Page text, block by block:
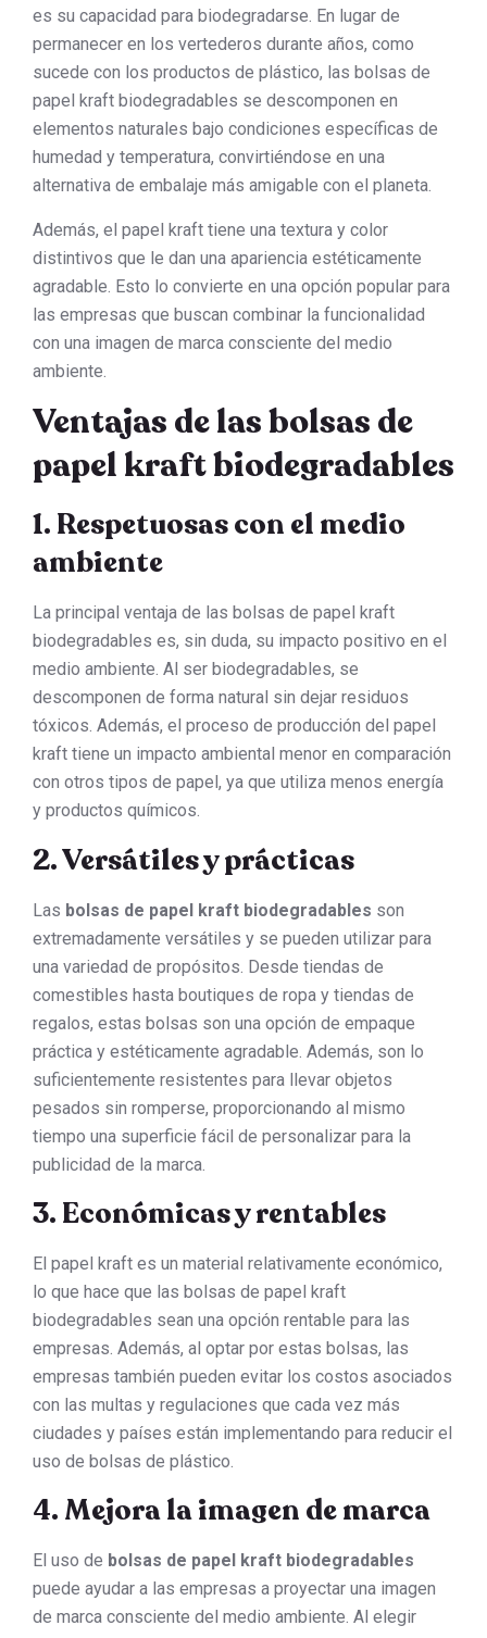
es su capacidad para biodegradarse. En lugar de
permanecer en los vertederos durante años, como
sucede con los productos de plástico, las bolsas de
papel kraft biodegradables se descomponen en
elementos naturales bajo condiciones específicas de
humedad y temperatura, convirtiéndose en una
alternativa de embalaje más amigable con el planeta.
Además, el papel kraft tiene una textura y color
distintivos que le dan una apariencia estéticamente
agradable. Esto lo convierte en una opción popular para
las empresas que buscan combinar la funcionalidad
con una imagen de marca consciente del medio
ambiente.
Ventajas de las bolsas de
papel kraft biodegradables
1. Respetuosas con el medio
ambiente
La principal ventaja de las bolsas de papel kraft
biodegradables es, sin duda, su impacto positivo en el
medio ambiente. Al ser biodegradables, se
descomponen de forma natural sin dejar residuos
tóxicos. Además, el proceso de producción del papel
kraft tiene un impacto ambiental menor en comparación
con otros tipos de papel, ya que utiliza menos energía
y productos químicos.
2. Versátiles y prácticas
Las bolsas de papel kraft biodegradables son
extremadamente versátiles y se pueden utilizar para
una variedad de propósitos. Desde tiendas de
comestibles hasta boutiques de ropa y tiendas de
regalos, estas bolsas son una opción de empaque
práctica y estéticamente agradable. Además, son lo
suficientemente resistentes para llevar objetos
pesados sin romperse, proporcionando al mismo
tiempo una superficie fácil de personalizar para la
publicidad de la marca.
3. Económicas y rentables
El papel kraft es un material relativamente económico,
lo que hace que las bolsas de papel kraft
biodegradables sean una opción rentable para las
empresas. Además, al optar por estas bolsas, las
empresas también pueden evitar los costos asociados
con las multas y regulaciones que cada vez más
ciudades y países están implementando para reducir el
uso de bolsas de plástico.
4. Mejora la imagen de marca
El uso de bolsas de papel kraft biodegradables
puede ayudar a las empresas a proyectar una imagen
de marca consciente del medio ambiente. Al elegir